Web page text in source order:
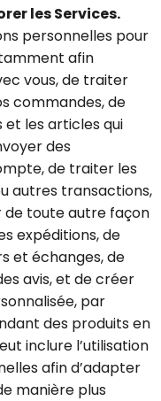
les Services.
personnelles pour
afin
vous, de traiter
commandes, de
les articles qui
des
de traiter les
autres transactions,
toute autre façon
expéditions, de
et échanges, de
avis, et de créer
par
des produits en
inclure l’utilisation
afin d’adapter
manière plus